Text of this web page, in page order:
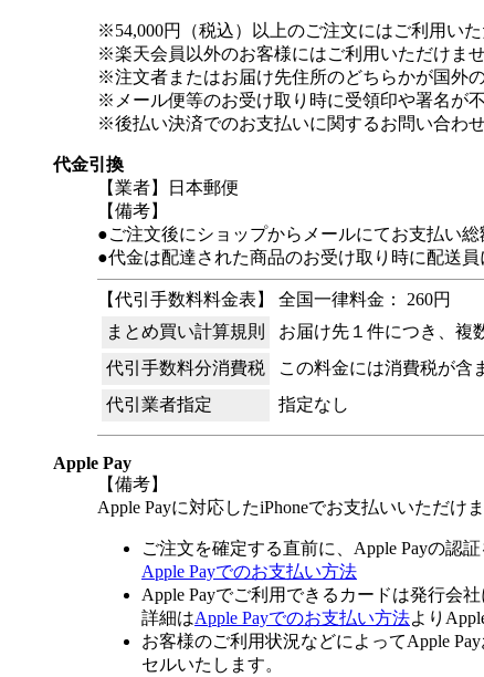
※54,000円（税込）以上のご注文にはご利用いた
※楽天会員以外のお客様にはご利用いただけませ
※注文者またはお届け先住所のどちらかが国外
※メール便等のお受け取り時に受領印や署名が
※後払い決済でのお支払いに関するお問い合わ
代金引換
【業者】日本郵便
【備考】
●ご注文後にショップからメールにてお支払い総
●代金は配達された商品のお受け取り時に配送員
【代引手数料料金表】 全国一律料金： 260円
まとめ買い計算規則
お届け先１件につき、複
代引手数料分消費税
この料金には消費税が含
代引業者指定
指定なし
Apple Pay
【備考】
Apple Payに対応したiPhoneでお支払いいただけま
ご注文を確定する直前に、Apple Payの認
Apple Payでのお支払い方法
Apple Payでご利用できるカードは発行会社
詳細はApple Payでのお支払い方法より
お客様のご利用状況などによってApple
セルいたします。